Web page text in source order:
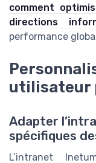
comment
directions
performance
utilisateur
Adapter
spécifiques
L’intranet